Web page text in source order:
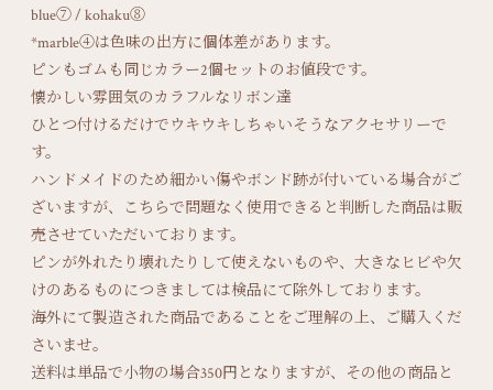
blue⑦ / kohaku⑧
*marble④は色味の出方に個体差があります。
ピンもゴムも同じカラー2個セットのお値段です。
懐かしい雰囲気のカラフルなリボン達
ひとつ付けるだけでウキウキしちゃいそうなアクセサリーで
す。
ハンドメイドのため細かい傷やボンド跡が付いている場合がご
ざいますが、こちらで問題なく使用できると判断した商品は販
売させていただいております。
ピンが外れたり壊れたりして使えないものや、大きなヒビや欠
けのあるものにつきましては検品にて除外しております。
海外にて製造された商品であることをご理解の上、ご購入くだ
さいませ。
送料は単品で小物の場合350円となりますが、その他の商品と